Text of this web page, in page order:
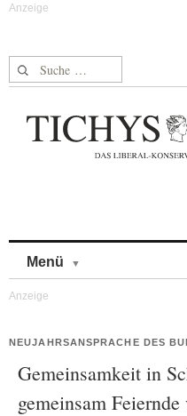
Suche nach:
Menü
NEUJAHRSANSPRACHE DES
Gemeinsamkeit in
gemeinsam